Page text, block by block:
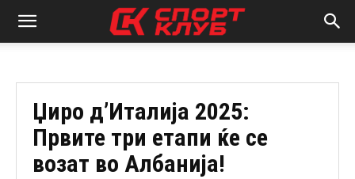
Џиро д’Италија 2025:
Првите три етапи ќе се
возат во Албанија!